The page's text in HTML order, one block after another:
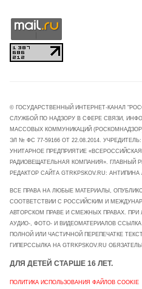
© ГОСУДАРСТВЕННЫЙ ИНТЕРНЕТ-КАНАЛ
СЛУЖБОЙ ПО НАДЗОРУ В СФЕРЕ СВЯЗИ,
МАССОВЫХ КОММУНИКАЦИЙ
ЭЛ № ФС 77-59166 ОТ 22.08.2014.
УНИТАРНОЕ ПРЕДПРИЯТИЕ
РАДИОВЕЩАТЕЛЬНАЯ КОМПАНИЯ». ГЛАВНЫЙ
РЕДАКТОР САЙТА GTRKPSKOV.RU:
ВСЕ ПРАВА НА ЛЮБЫЕ МАТЕРИАЛЫ,
СООТВЕТСТВИИ С РОССИЙСКИМ И
АВТОРСКОМ ПРАВЕ И СМЕЖНЫХ ПРАВАХ.
АУДИО-, ФОТО- И ВИДЕОМАТЕРИАЛОВ ССЫЛКА
ПОЛНОЙ ИЛИ ЧАСТИЧНОЙ ПЕРЕПЕЧАТКЕ
ГИПЕРССЫЛКА НА GTRKPSKOV.RU
ДЛЯ ДЕТЕЙ СТАРШЕ 16 ЛЕТ.
ПОЛИТИКА ИСПОЛЬЗОВАНИЯ ФАЙЛОВ COOKIE